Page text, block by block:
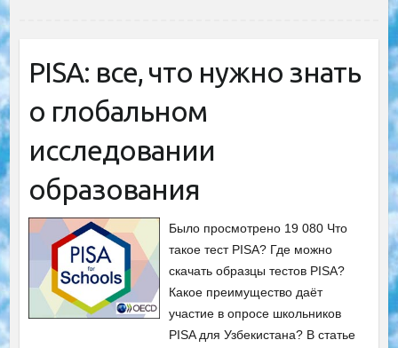
PISA: все, что нужно знать
о глобальном
исследовании
образования
Было просмотрено 19 080 Что
такое тест PISA? Где можно
скачать образцы тестов PISA?
Какое преимущество даёт
участие в опросе школьников
PISA для Узбекистана? В статье